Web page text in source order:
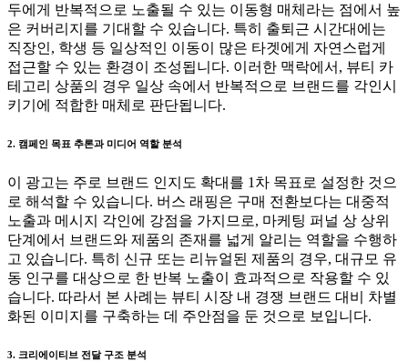
두에게 반복적으로 노출될 수 있는 이동형 매체라는 점에서 높
은 커버리지를 기대할 수 있습니다. 특히 출퇴근 시간대에는
직장인, 학생 등 일상적인 이동이 많은 타겟에게 자연스럽게
접근할 수 있는 환경이 조성됩니다. 이러한 맥락에서, 뷰티 카
테고리 상품의 경우 일상 속에서 반복적으로 브랜드를 각인시
키기에 적합한 매체로 판단됩니다.
2. 캠페인 목표 추론과 미디어 역할 분석
이 광고는 주로 브랜드 인지도 확대를 1차 목표로 설정한 것으
로 해석할 수 있습니다. 버스 래핑은 구매 전환보다는 대중적
노출과 메시지 각인에 강점을 가지므로, 마케팅 퍼널 상 상위
단계에서 브랜드와 제품의 존재를 넓게 알리는 역할을 수행하
고 있습니다. 특히 신규 또는 리뉴얼된 제품의 경우, 대규모 유
동 인구를 대상으로 한 반복 노출이 효과적으로 작용할 수 있
습니다. 따라서 본 사례는 뷰티 시장 내 경쟁 브랜드 대비 차별
화된 이미지를 구축하는 데 주안점을 둔 것으로 보입니다.
3. 크리에이티브 전달 구조 분석